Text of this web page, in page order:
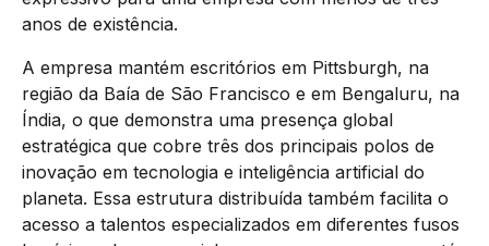
anos de existência.
A empresa mantém escritórios em Pittsburgh, na
região da Baía de São Francisco e em Bengaluru, na
Índia, o que demonstra uma presença global
estratégica que cobre três dos principais polos de
inovação em tecnologia e inteligência artificial do
planeta. Essa estrutura distribuída também facilita o
acesso a talentos especializados em diferentes fusos